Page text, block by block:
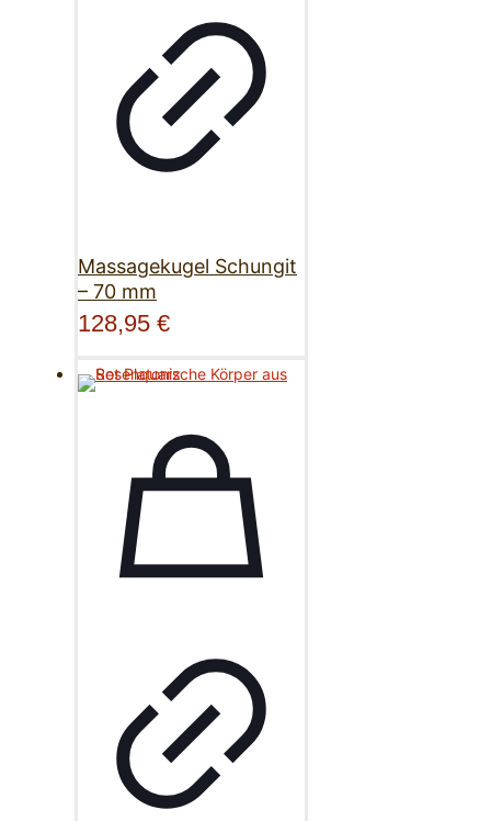
Massagekugel Schungit
– 70 mm
128,95 €